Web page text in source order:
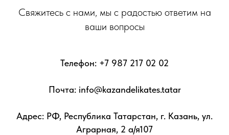
Свяжитесь с нами, мы с радостью ответим на
ваши вопросы
Телефон: +7 987 217 02 02
Почта: info@kazandelikates.tatar
Адрес: РФ, Республика Татарстан, г. Казань, ул.
Аграрная, 2 а/я107